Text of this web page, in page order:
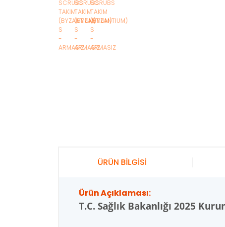
ÜRÜN BİLGİSİ
Ürün Açıklaması:
T.C. Sağlık Bakanlığı 2025